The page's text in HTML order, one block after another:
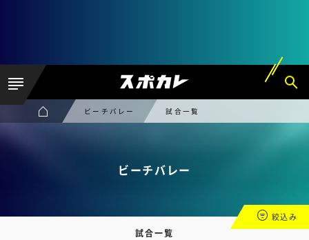
ビーチバレー 試合一覧
ビーチバレー
試合一覧
絞込み